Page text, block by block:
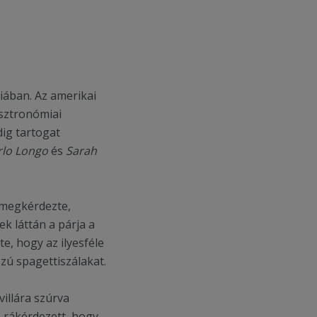
Az amerikai
tartogat
Longo és Sarah
láttán a párja a
hogy az ilyesféle
spagettiszálakat.
szúrva